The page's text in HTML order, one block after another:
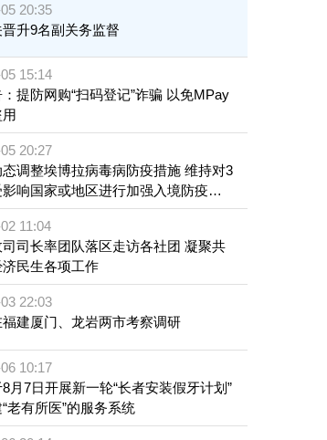
20:35
升9名副关务监督
15:14
提防网购“扫码登记”诈骗 以免MPay
20:27
调整埃博拉病毒病防疫措施 维持对3
响国家或地区进行加强入境防疫措
11:04
司长率团队落区走访各社团 凝聚共
民生各项工作
22:03
建厦门、龙岩两市考察调研
10:17
月7日开展新一轮“长者安装假牙计划”
老有所医”的服务系统